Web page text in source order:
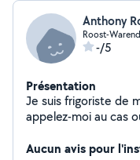
Anthony
Roost-
-/5
Présentation
Je suis frigoriste de
appelez-moi au cas
Aucun avis pour